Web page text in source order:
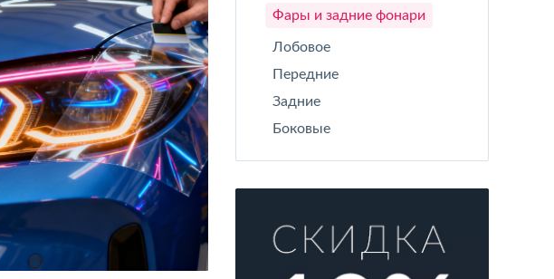
Фары и задние фонари
Лобовое
Передние
Задние
Боковые